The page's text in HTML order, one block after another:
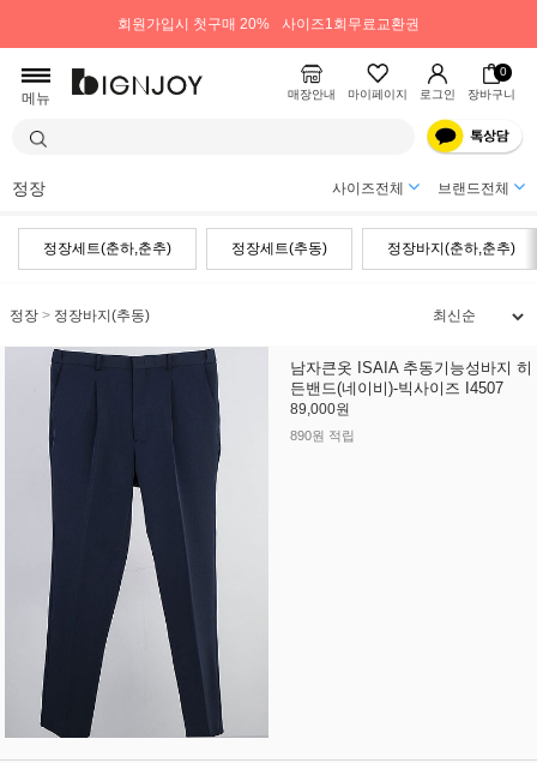
회원가입시 첫구매 20% 사이즈1회무료교환권
메뉴 매장안내 마이페이지 로그인
0
장바구니
정장 사이즈전체 브랜드전체
정장세트(춘하,춘추) 정장세트(추동) 정장바지(춘하,춘추)
정장 > 정장바지(추동)
남자큰옷 ISAIA 추동기능성바지 히
든밴드(네이비)-빅사이즈 I4507
89,000원
890원 적립